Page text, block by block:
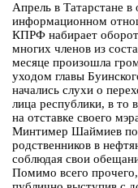
Апрель в Татарстане
информационном
КПРФ набирает
многих членов из
месяце произошла
уходом главы
начались слухи о
лица республики, в то
на отставке своего
Минтимер Шаймиев по-
родственников в
соблюдая свои
Помимо всего